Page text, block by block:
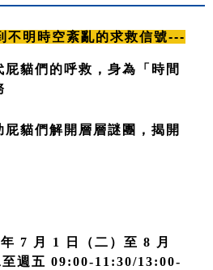
不明時空紊亂的求救信號---
貓們的呼救，身為「時間
貓們解開層層謎團，揭開
7 月 1 日（二）至 8 月
週五 09:00-11:30/13:00-